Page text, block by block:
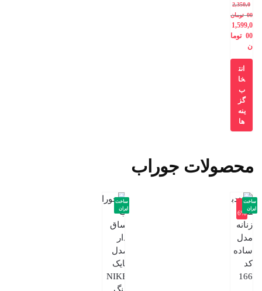
2,350,0
00 تومان
1,599,0
00 توما
ن
انت
خا
ب
گز
ینه
ها
محصولات جوراب
-
6%
ساخت
ایران
ساخت
ایران